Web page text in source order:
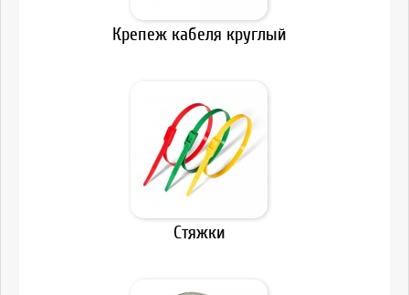
Крепеж кабеля круглый
Стяжки